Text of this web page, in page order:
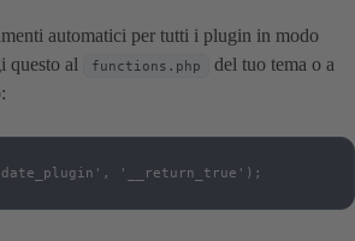
automatici per tutti i plugin in modo
questo al
functions.php
del tuo tema o a
'__return_true');